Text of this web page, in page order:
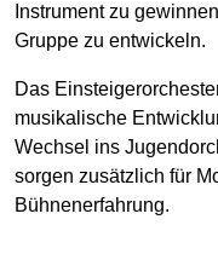
Instrument zu
Gruppe zu entwickeln.
Das
musikalische
Wechsel ins
sorgen zusätzlich für
Bühnenerfahrung.